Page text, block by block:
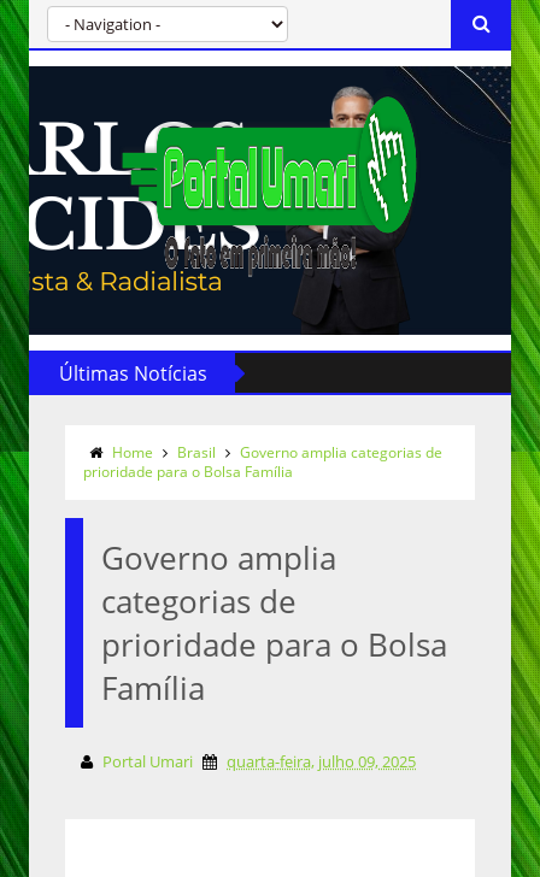
Últimas Notícias
Home Brasil
Governo amplia categorias de
prioridade para o Bolsa Família
Governo amplia
categorias de
prioridade para o Bolsa
Família
Portal Umari quarta-feira, julho 09, 2025